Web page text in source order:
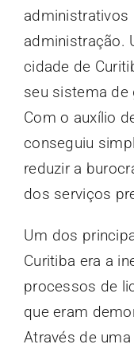
administrativos
administração.
cidade de
seu sistema de
Com o auxílio
conseguiu
reduzir a
dos serviços
Um dos
Curitiba era a
processos de
que eram
Através de